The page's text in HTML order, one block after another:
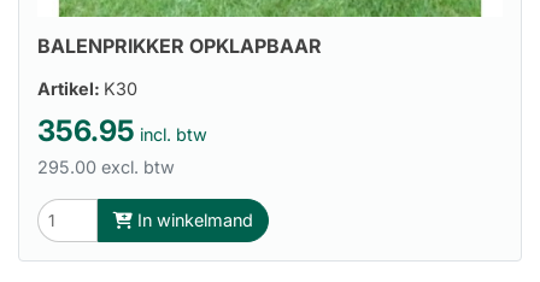
BALENPRIKKER OPKLAPBAAR
Artikel: K30
356.95 incl. btw
295.00 excl. btw
In winkelmand